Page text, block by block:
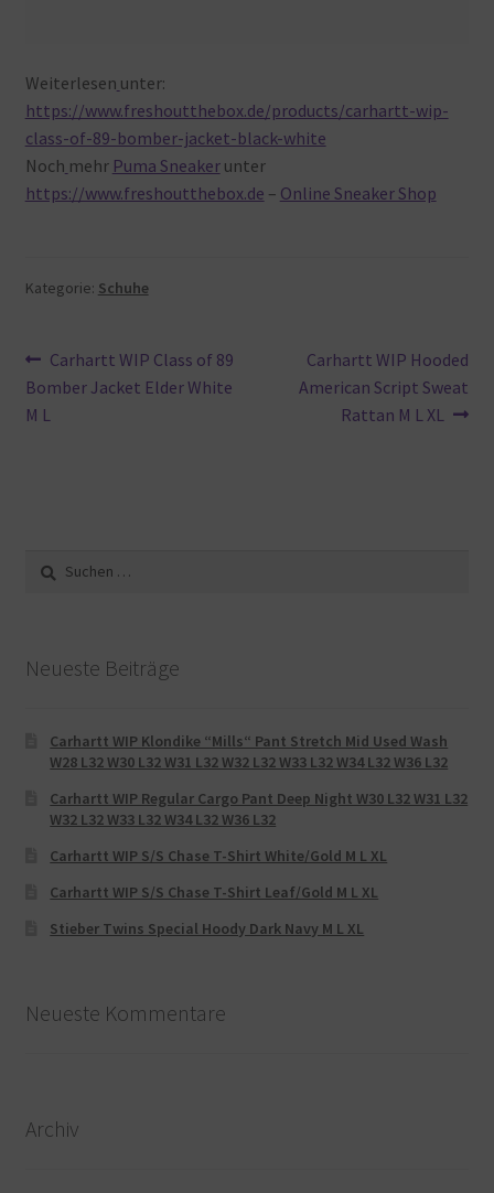
Weiterlesen unter:
https://www.freshoutthebox.de/products/carhartt-wip-
class-of-89-bomber-jacket-black-white
Noch mehr Puma Sneakerunter
https://www.freshoutthebox.de – Online Sneaker Shop
Kategorie: Schuhe
Beitragsnavigation
Vorheriger
Beitrag:
Carhartt WIP Class of 89
Bomber Jacket Elder White
M L
Nächster
Beitrag:
Carhartt WIP Hooded
American Script Sweat
Rattan M L XL
Suche
nach:
Neueste Beiträge
Carhartt WIP Klondike “Mills“ Pant Stretch Mid Used Wash
W28 L32 W30 L32 W31 L32 W32 L32 W33 L32 W34 L32 W36 L32
Carhartt WIP Regular Cargo Pant Deep Night W30 L32 W31 L32
W32 L32 W33 L32 W34 L32 W36 L32
Carhartt WIP S/S Chase T-Shirt White/Gold M L XL
Carhartt WIP S/S Chase T-Shirt Leaf/Gold M L XL
Stieber Twins Special Hoody Dark Navy M L XL
Neueste Kommentare
Archiv